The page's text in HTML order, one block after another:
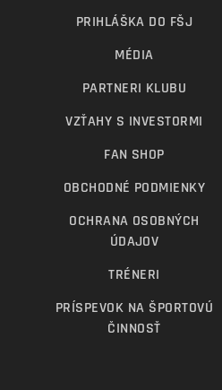
PRIHLÁŠKA DO FŠJ
MÉDIA
PARTNERI KLUBU
VZŤAHY S INVESTORMI
FAN SHOP
OBCHODNÉ PODMIENKY
OCHRANA OSOBNÝCH
ÚDAJOV
TRÉNERI
PRÍSPEVOK NA ŠPORTOVÚ
ČINNOSŤ